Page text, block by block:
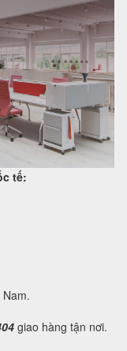
tế:
giao hàng tận nơi.